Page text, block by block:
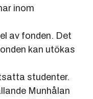
inom
fonden. Det
kan utökas
studenter.
Munhålan